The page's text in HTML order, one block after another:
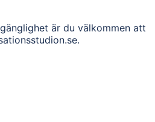
är du välkommen att